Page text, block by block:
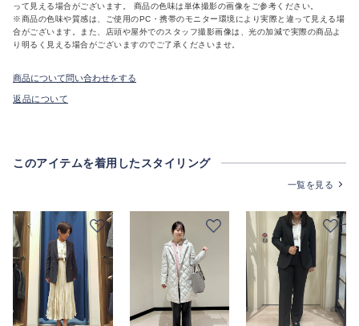
って見える場合がございます。 商品の色味は単体撮影の画像をご参考ください。
※商品の色味や質感は、ご使用のPC・携帯のモニター環境により実際と違って見える場
合がございます。また、店頭や屋外でのスタッフ撮影画像は、光の加減で実際の商品よ
り明るく見える場合がございますのでご了承くださいませ。
商品について問い合わせをする
返品について
このアイテムを着用したスタイリング
一覧を見る